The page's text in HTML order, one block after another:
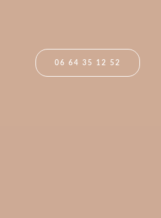
06 64 35 12 52